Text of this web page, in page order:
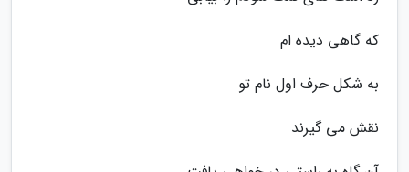
که گاهی دیده ام
به شکل حرف اول نام تو
نقش می گیرند